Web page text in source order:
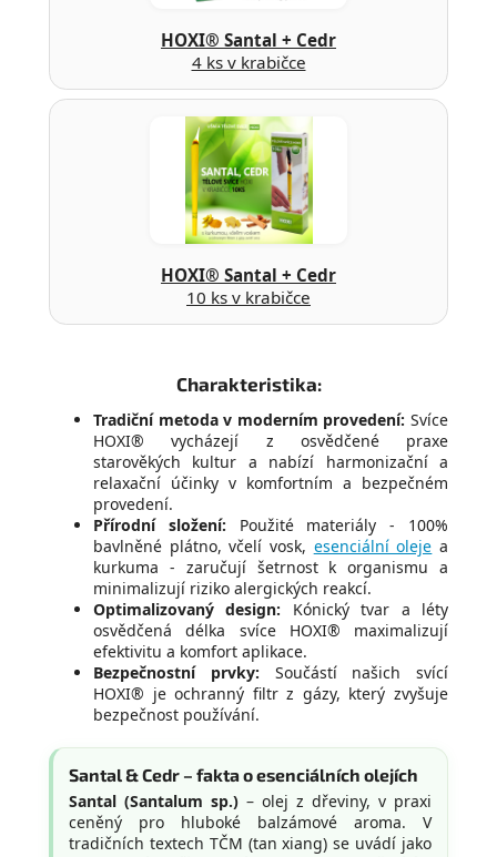
HOXI® Santal + Cedr
4 ks v krabičce
HOXI® Santal + Cedr
10 ks v krabičce
Charakteristika:
Tradiční metoda v moderním provedení: Svíce
HOXI® vycházejí z osvědčené praxe
starověkých kultur a nabízí harmonizační a
relaxační účinky v komfortním a bezpečném
provedení.
Přírodní složení: Použité materiály - 100%
bavlněné plátno, včelí vosk, esenciální oleje a
kurkuma - zaručují šetrnost k organismu a
minimalizují riziko alergických reakcí.
Optimalizovaný design: Kónický tvar a léty
osvědčená délka svíce HOXI® maximalizují
efektivitu a komfort aplikace.
Bezpečnostní prvky: Součástí našich svící
HOXI® je ochranný filtr z gázy, který zvyšuje
bezpečnost používání.
Santal & Cedr – fakta o esenciálních olejích
Santal (Santalum sp.) – olej z dřeviny, v praxi
ceněný pro hluboké balzámové aroma. V
tradičních textech TČM (tan xiang) se uvádí jako